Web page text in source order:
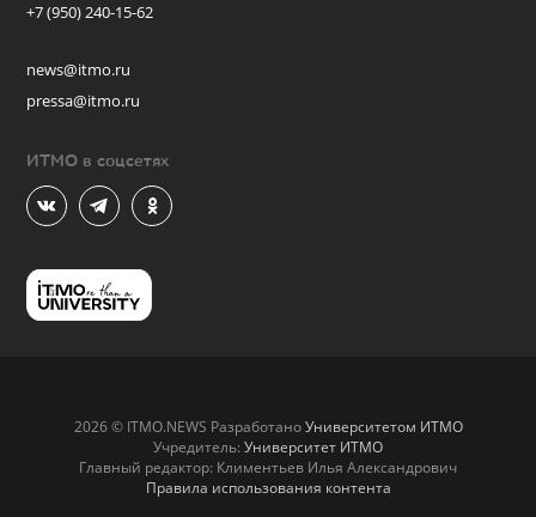
+7 (950) 240-15-62
news@itmo.ru
pressa@itmo.ru
ИТМО в соцсетях
2026 © ITMO.NEWS РазработаноУниверситетом ИТМО
Учредитель: Университет ИТМО
Главный редактор: Климентьев Илья Александрович
Правила использования контента